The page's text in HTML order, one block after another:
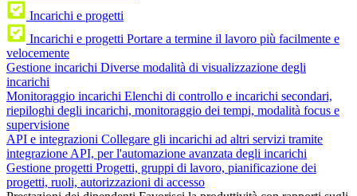
Incarichi e progetti
Incarichi e progetti Portare a termine il lavoro più facilmente e
velocemente
Gestione incarichi Diverse modalità di visualizzazione degli
incarichi
Monitoraggio incarichi Elenchi di controllo e incarichi secondari,
riepiloghi degli incarichi, monitoraggio dei tempi, modalità focus e
supervisione
API e integrazioni Collegare gli incarichi ad altri servizi tramite
integrazione API, per l'automazione avanzata degli incarichi
Gestione progetti Progetti, gruppi di lavoro, pianificazione dei
progetti, ruoli, autorizzazioni di accesso